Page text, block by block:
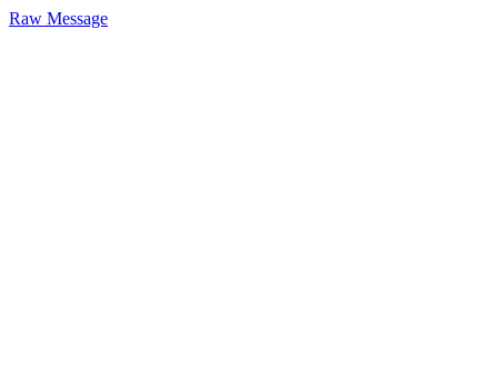
Raw Message